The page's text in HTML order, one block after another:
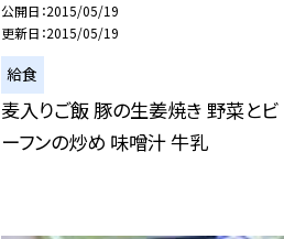
公開日 2015/05/19
更新日 2015/05/19
給食
麦入りご飯 豚の生姜焼き 野菜とビ
ーフンの炒め 味噌汁 牛乳